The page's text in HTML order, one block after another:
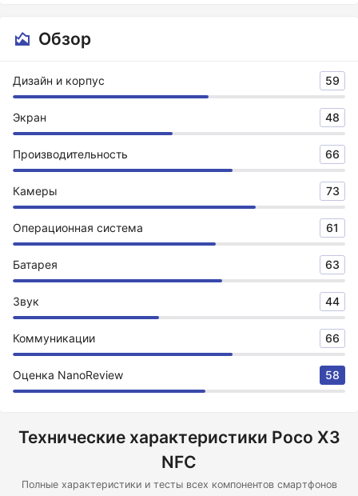
Обзор
Дизайн и корпус 59
Экран 48
Производительность 66
Камеры 73
Операционная система 61
Батарея 63
Звук 44
Коммуникации 66
Оценка NanoReview 58
Технические характеристики Poco X3
NFC
Полные характеристики и тесты всех компонентов смартфонов